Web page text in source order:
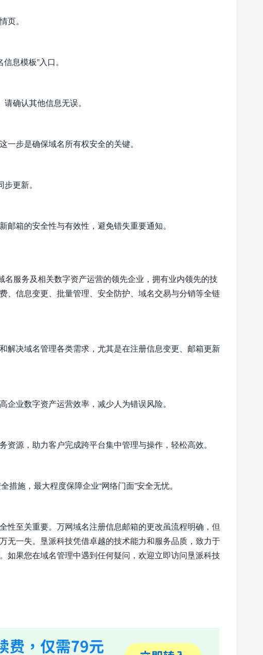
页。
息模板”入口。
确认其他信息无误。
步是确保域名所有权安全的关键。
更新。
箱的安全性与有效性，避免错失重要通知。
名服务及相关数字资产运营的领先企业，拥有业内领先的技
、信息变更、批量管理、安全防护、域名交易与分销等全链
解决域名管理各类需求，尤其是在注册信息变更、邮箱更新
业数字资产运营效率，减少人为错误风险。
源，助力客户完成跨平台集中管理与操作，轻松高效。
施，最大程度保障企业“网络门面”安全无忧。
性至关重要。万网域名注册信息邮箱的更改虽流程明确，但
无一失。垦派科技凭借卓越的技术能力和服务品质，致力于
如果您在域名管理中遇到任何疑问，欢迎立即访问垦派科技